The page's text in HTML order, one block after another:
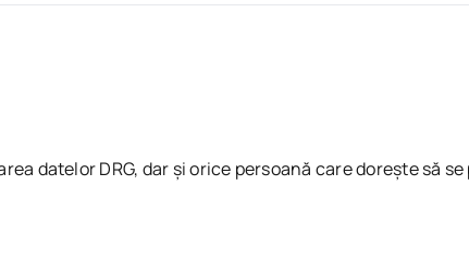
datelor DRG, dar și orice persoană care dorește să